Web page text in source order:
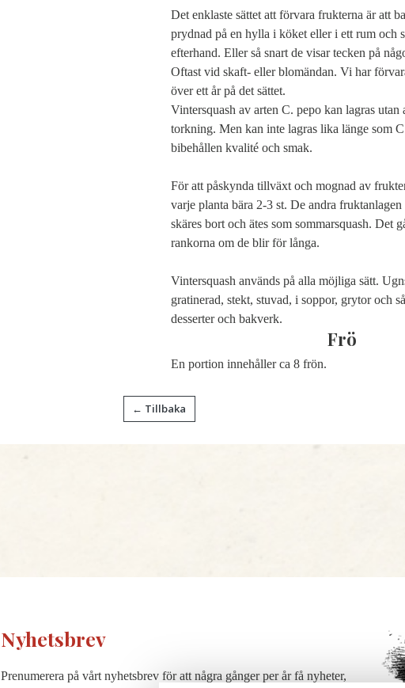
Det enklaste sättet att förvara frukterna är att
prydnad på en hylla i köket eller i ett rum och
efterhand. Eller så snart de visar tecken på
Oftast vid skaft- eller blomändan. Vi har
över ett år på det sättet.
Vintersquash av arten C. pepo kan lagras utan
torkning. Men kan inte lagras lika länge som
bibehållen kvalité och smak.
För att påskynda tillväxt och mognad av
varje planta bära 2-3 st. De andra
skäres bort och ätes som sommarsquash. Det
rankorna om de blir för långa.
Vintersquash används på alla möjliga sätt.
gratinerad, stekt, stuvad, i soppor, grytor och
desserter och bakverk.
Frö
En portion innehåller ca 8 frön.
← Tillbaka
Nyhetsbrev
Prenumerera på vårt nyhetsbrev för att några gånger per år få nyheter,